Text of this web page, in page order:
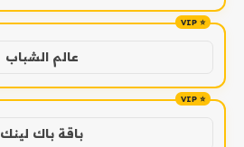
عالم الشباب
باقة باك لينك